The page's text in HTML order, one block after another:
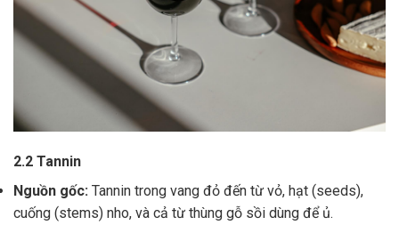
2.2 Tannin
Nguồn gốc: Tannin trong vang đỏ đến từ vỏ, hạt (seeds),
cuống (stems) nho, và cả từ thùng gỗ sồi dùng để ủ.